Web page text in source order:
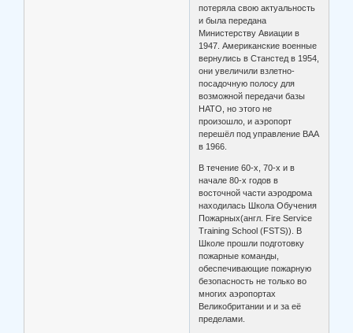
потеряла свою актуальность
и была передана
Министерству Авиации в
1947. Американские военные
вернулись в Станстед в 1954,
они увеличили взлетно-
посадочную полосу для
возможной передачи базы
НАТО, но этого не
произошло, и аэропорт
перешёл под управление BAA
в 1966.
В течение 60-х, 70-х и в
начале 80-х годов в
восточной части аэродрома
находилась Школа Обучения
Пожарных(англ. Fire Service
Training School (FSTS)). В
Школе прошли подготовку
пожарные команды,
обеспечивающие пожарную
безопасность не только во
многих аэропортах
Великобритании и и за её
пределами.